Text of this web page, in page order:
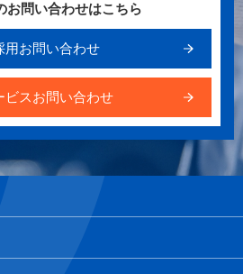
お問い合わせはこちら
用お問い合わせ
ビスお問い合わせ